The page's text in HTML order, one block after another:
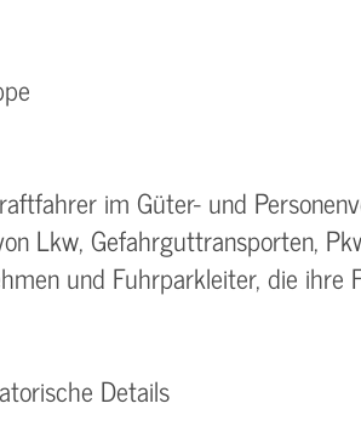
im Güter- und
Lkw, Gefahrguttransporten,
und Fuhrparkleiter, die
Details